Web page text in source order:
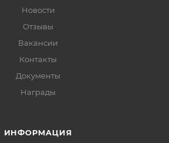
Новости
Отзывы
Вакансии
Контакты
Документы
Награды
ИНФОРМАЦИЯ